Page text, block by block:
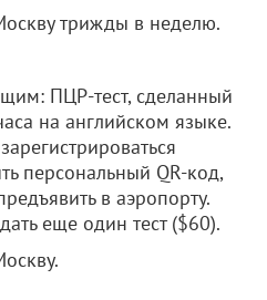
трижды в неделю.
ПЦР-тест, сделанный
на английском языке.
персональный QR-код,
в аэропорту.
еще один тест ($60).